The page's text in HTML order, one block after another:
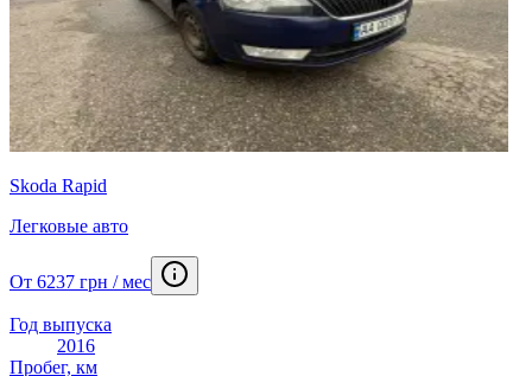
Skoda Rapid
Легковые авто
От 6237 грн / мес
Год выпуска
2016
Пробег, км